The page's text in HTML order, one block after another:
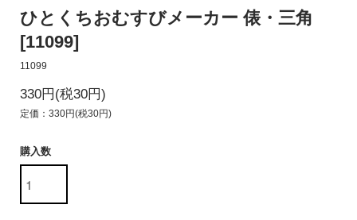
ひとくちおむすびメーカー 俵・三角
[11099]
11099
330円(税30円)
定価：330円(税30円)
購入数